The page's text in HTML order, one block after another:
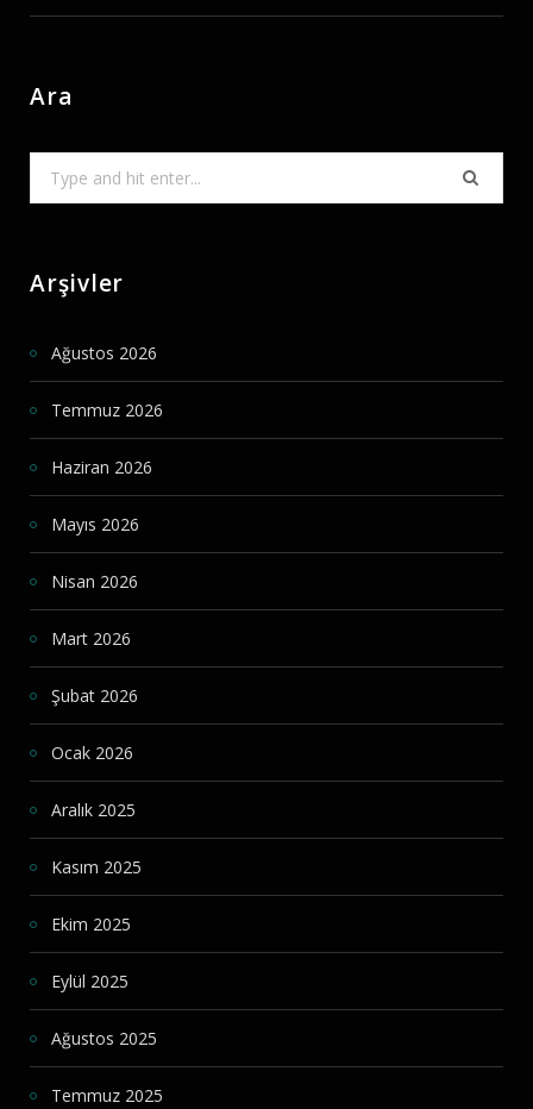
Ara
Arşivler
Ağustos 2026
Temmuz 2026
Haziran 2026
Mayıs 2026
Nisan 2026
Mart 2026
Şubat 2026
Ocak 2026
Aralık 2025
Kasım 2025
Ekim 2025
Eylül 2025
Ağustos 2025
Temmuz 2025